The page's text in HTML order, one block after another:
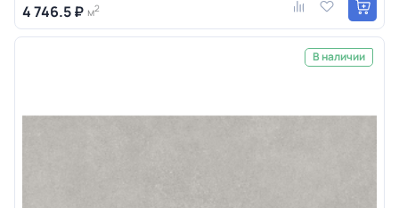
4 746.5 ₽ м2
В наличии